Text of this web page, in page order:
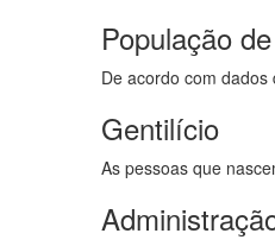
População
De acordo com
Gentilício
As pessoas que